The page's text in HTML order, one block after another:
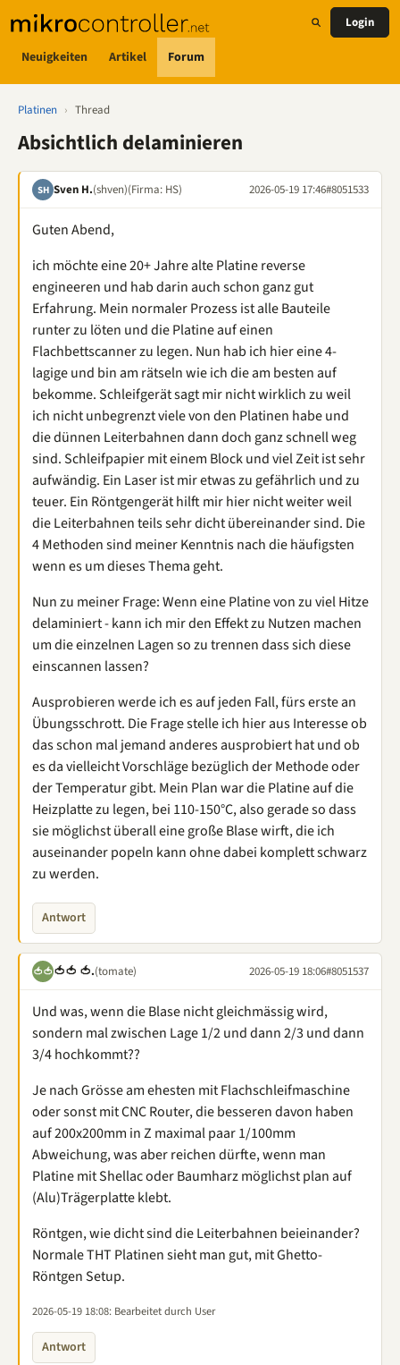
Neuigkeiten Artikel Forum
Login
Platinen › Thread
Absichtlich delaminieren
SH Sven H.(shven)(Firma: HS) 2026-05-19 17:46#8051533
Guten Abend,
ich möchte eine 20+ Jahre alte Platine reverse
engineeren und hab darin auch schon ganz gut
Erfahrung. Mein normaler Prozess ist alle Bauteile
runter zu löten und die Platine auf einen
Flachbettscanner zu legen. Nun hab ich hier eine 4-
lagige und bin am rätseln wie ich die am besten auf
bekomme. Schleifgerät sagt mir nicht wirklich zu weil
ich nicht unbegrenzt viele von den Platinen habe und
die dünnen Leiterbahnen dann doch ganz schnell weg
sind. Schleifpapier mit einem Block und viel Zeit ist sehr
aufwändig. Ein Laser ist mir etwas zu gefährlich und zu
teuer. Ein Röntgengerät hilft mir hier nicht weiter weil
die Leiterbahnen teils sehr dicht übereinander sind. Die
4 Methoden sind meiner Kenntnis nach die häufigsten
wenn es um dieses Thema geht.
Nun zu meiner Frage: Wenn eine Platine von zu viel Hitze
delaminiert - kann ich mir den Effekt zu Nutzen machen
um die einzelnen Lagen so zu trennen dass sich diese
einscannen lassen?
Ausprobieren werde ich es auf jeden Fall, fürs erste an
Übungsschrott. Die Frage stelle ich hier aus Interesse ob
das schon mal jemand anderes ausprobiert hat und ob
es da vielleicht Vorschläge bezüglich der Methode oder
der Temperatur gibt. Mein Plan war die Platine auf die
Heizplatte zu legen, bei 110-150°C, also gerade so dass
sie möglichst überall eine große Blase wirft, die ich
auseinander popeln kann ohne dabei komplett schwarz
zu werden.
Antwort
🍅🍅🍅🍅 🍅.(tomate) 2026-05-19 18:06#8051537
Und was, wenn die Blase nicht gleichmässig wird,
sondern mal zwischen Lage 1/2 und dann 2/3 und dann
3/4 hochkommt??
Je nach Grösse am ehesten mit Flachschleifmaschine
oder sonst mit CNC Router, die besseren davon haben
auf 200x200mm in Z maximal paar 1/100mm
Abweichung, was aber reichen dürfte, wenn man
Platine mit Shellac oder Baumharz möglichst plan auf
(Alu)Trägerplatte klebt.
Röntgen, wie dicht sind die Leiterbahnen beieinander?
Normale THT Platinen sieht man gut, mit Ghetto-
Röntgen Setup.
2026-05-19 18:08: Bearbeitet durch User
Antwort